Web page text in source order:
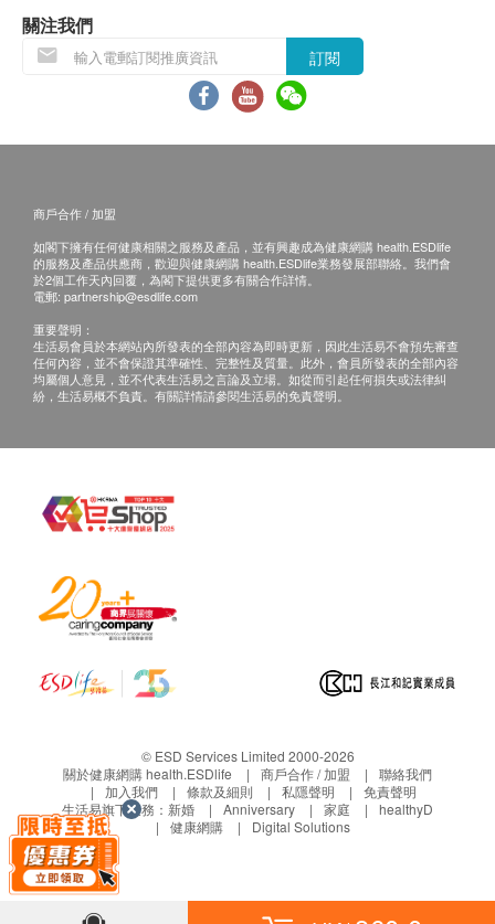
本套餐僅適用於首次至深圳愛爾眼科醫院/深圳濱
海愛爾眼科醫院的新客戶，且套餐內項目僅限一次
性使用，不可分次核銷。
此套餐不包括後續治療費、藥費或額外檢查項目的
費用。
理），深圳愛爾眼科醫院/深圳濱海愛爾眼科醫院
保留收取額外費用的權利。
終解釋權及修改條款的權利，最新條款以官方網站
公佈為準。
温馨提示：檢查前請保持正常作息，如有特殊病史請
如有爭議，健康網購health.ESDlife及深圳愛爾眼科醫
所有健康檢查/服務並非作為醫療診斷或治療用
途。當閣下身體健康出現任何疾病徵兆時，應立即
譫詢有認可資格的醫生，作出診斷及治療。
health.ESDlife】並沒有經營或提供本服務/產品。
產品而引致的損失、損害、受傷或法律訴訟，健康
網購health.ESDlife概不負責。一切有關的索償或
查詢，須向提供服務之體檢中心或商家提出。
關注我們
訂閱
商戶合作 / 加盟
如閣下擁有任何健康相關之服務及產品，並有興趣成為健康網購 health.ESDlife
的服務及產品供應商，歡迎與健康網購 health.ESDlife業務發展部聯絡。我們會
於2個工作天內回覆，為閣下提供更多有關合作詳情。
電郵: partnership@esdlife.com
重要聲明：
生活易會員於本網站內所發表的全部內容為即時更新，因此生活易不會預先審查
任何內容，並不會保證其準確性、完整性及質量。此外，會員所發表的全部內容
均屬個人意見，並不代表生活易之言論及立場。如從而引起任何損失或法律糾
紛，生活易概不負責。有關詳情請參閱生活易的免責聲明。
© ESD Services Limited 2000-2026
關於健康網購 health.ESDlife
商戶合作 / 加盟
聯絡我們
加入我們
條款及細則 私隱聲明
免責聲明
生活易旗下業務： 新婚 Anniversary 家庭
healthyD
健康網購
Digital Solutions